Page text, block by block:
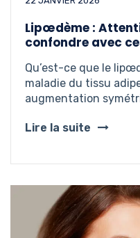
Lipœdème :
confondre avec
Qu’est-ce que le
maladie du tissu
augmentation
Lire la suite